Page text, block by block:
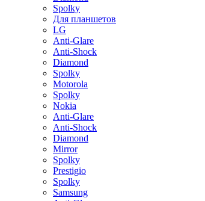
Spolky
Для планшетов
LG
Anti-Glare
Anti-Shock
Diamond
Spolky
Motorola
Spolky
Nokia
Anti-Glare
Anti-Shock
Diamond
Mirror
Spolky
Prestigio
Spolky
Samsung